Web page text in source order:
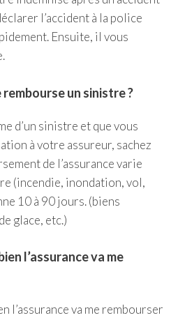
l’accident à la police
Ensuite, il vous
rembourse un sinistre ?
d’un sinistre et que vous
à votre assureur, sachez
de l’assurance varie
(incendie, inondation, vol,
10 à 90 jours. (biens
glace, etc.)
l’assurance va me
l’assurance va me rembourser